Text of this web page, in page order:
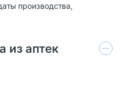
производства,
из аптек